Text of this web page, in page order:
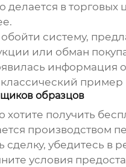
делается в торговых
обойти систему,
или обман
информация
классический
образцов
хотите получить
производством
убедитесь в
условия